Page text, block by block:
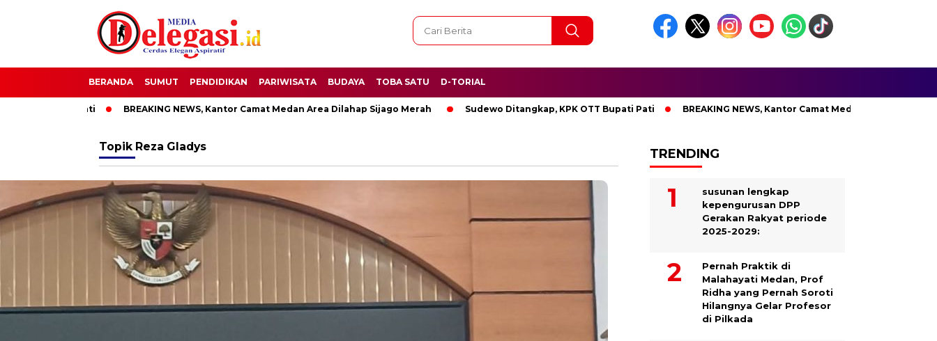
BERANDA SUMUT PENDIDIKAN PARIWISATA BUDAYA TOBA SATU D-TORIAL
BREAKING NEWS, Kantor Camat Medan Area Dilahap Sijago Merah Sudewo Ditangkap, KPK OTT Bupati Pati BREAKING NEWS, Kantor Camat Medan Area Dilahap Sijago
Topik Reza Gladys TRENDING
susunan lengkap
kepengurusan DPP
Gerakan Rakyat periode
2025-2029:
Pernah Praktik di
Malahayati Medan, Prof
Ridha yang Pernah Soroti
Hilangnya Gelar Profesor
di Pilkada